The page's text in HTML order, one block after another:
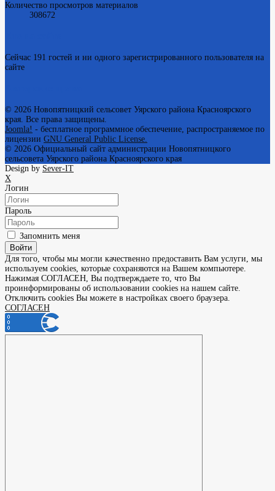
Количество просмотров материалов
308672
Сейчас 191 гостей и ни одного зарегистрированного пользователя на
сайте
© 2026 Новопятницкий сельсовет Уярского района Красноярского
края. Все права защищены.
Joomla! - бесплатное программное обеспечение, распространяемое по
лицензии GNU General Public License.
© 2026 Официальный сайт администрации Новопятницкого
сельсовета Уярского района Красноярского края
Design by Sever-IT
X
Логин
Пароль
Запомнить меня
Войти
Для того, чтобы мы могли качественно предоставить Вам услуги, мы
используем cookies, которые сохраняются на Вашем компьютере.
Нажимая СОГЛАСЕН, Вы подтверждаете то, что Вы
проинформированы об использовании cookies на нашем сайте.
Отключить cookies Вы можете в настройках своего браузера.
СОГЛАСЕН